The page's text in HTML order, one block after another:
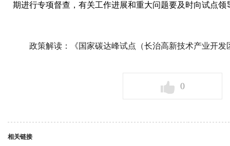
期进行专项督查，有关工作进展和重大问题要及时向试点领
政策解读：《国家碳达峰试点（长治高新技术产业开发
0
相关链接